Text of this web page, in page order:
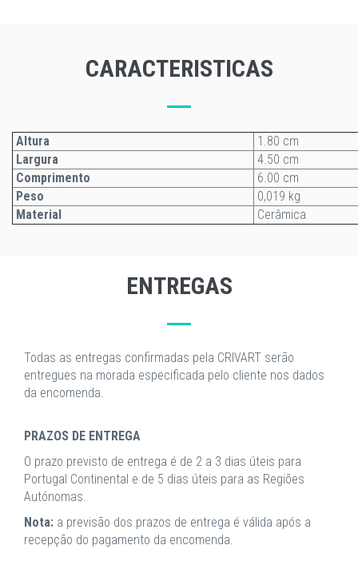
CARACTERISTICAS
Altura
1.80 cm
Largura
4.50 cm
Comprimento
6.00 cm
Peso
0,019 kg
Material
Cerâmica
ENTREGAS
Todas as entregas confirmadas pela CRIVART serão
entregues na morada especificada pelo cliente nos dados
da encomenda.
PRAZOS DE ENTREGA
O prazo previsto de entrega é de 2 a 3 dias úteis para
Portugal Continental e de 5 dias úteis para as Regiões
Autónomas.
Nota: a previsão dos prazos de entrega é válida após a
recepção do pagamento da encomenda.